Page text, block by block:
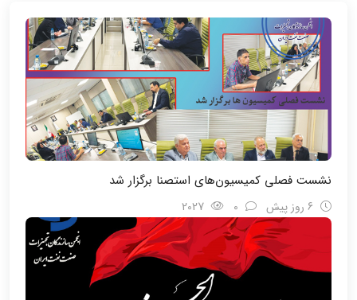
نشست فصلی کمیسیون‌های استصنا برگزار شد